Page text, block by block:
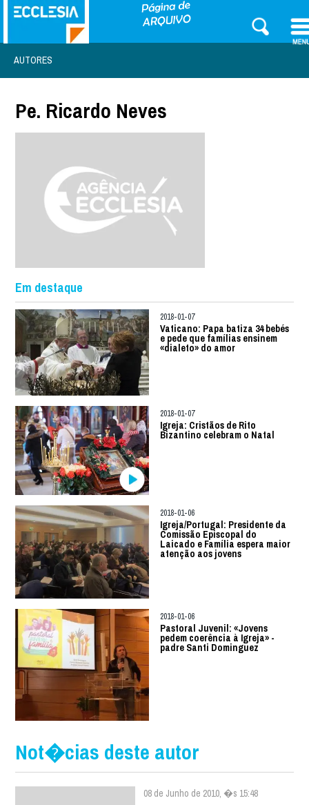
AUTORES
Pe. Ricardo Neves
Em destaque
2018-01-07
Vaticano: Papa batiza 34 bebés
e pede que famílias ensinem
«dialeto» do amor
2018-01-07
Igreja: Cristãos de Rito
Bizantino celebram o Natal
2018-01-06
Igreja/Portugal: Presidente da
Comissão Episcopal do
Laicado e Família espera maior
atenção aos jovens
2018-01-06
Pastoral Juvenil: «Jovens
pedem coerência à Igreja» -
padre Santi Dominguez
Not�cias deste autor
08 de Junho de 2010, �s 15:48